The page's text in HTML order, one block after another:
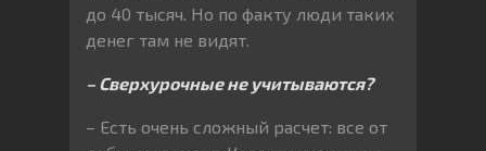
до 40 тысяч. Но по факту люди таких
денег там не видят.
– Сверхурочные не учитываются?
– Есть очень сложный расчет: все от